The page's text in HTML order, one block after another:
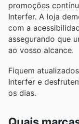
promoções
Interfer. A loja
com a
assegurando que
ao vosso alcance.
Fiquem
Interfer e
os dias.